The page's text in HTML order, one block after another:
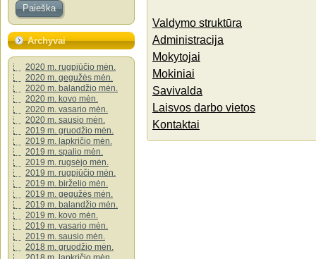
Archyvai
2020 m. rugpjūčio mėn.
2020 m. gegužės mėn.
2020 m. balandžio mėn.
2020 m. kovo mėn.
2020 m. vasario mėn.
2020 m. sausio mėn.
2019 m. gruodžio mėn.
2019 m. lapkričio mėn.
2019 m. spalio mėn.
2019 m. rugsėjo mėn.
2019 m. rugpjūčio mėn.
2019 m. birželio mėn.
2019 m. gegužės mėn.
2019 m. balandžio mėn.
2019 m. kovo mėn.
2019 m. vasario mėn.
2019 m. sausio mėn.
2018 m. gruodžio mėn.
Valdymo struktūra
Administracija
Mokytojai
Mokiniai
Savivalda
Laisvos darbo vietos
Kontaktai